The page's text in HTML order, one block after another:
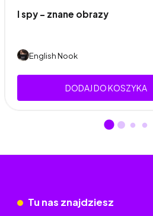
I spy - znane obrazy
English Nook
DODAJ DO KOSZYKA
Tu nas znajdziesz